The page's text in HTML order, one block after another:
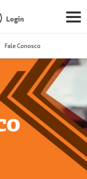
Login
Fale Conosco